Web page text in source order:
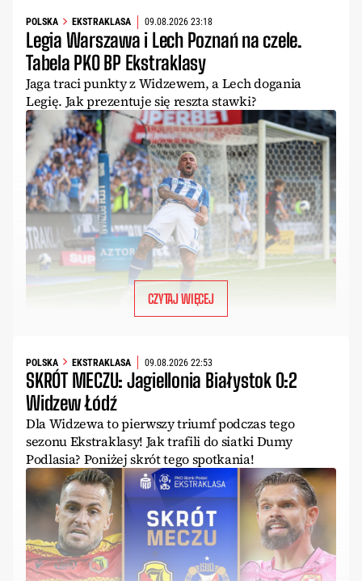
POLSKA EKSTRAKLASA 09.08.2026 23:18
Legia Warszawa i Lech Poznań na czele.
Tabela PKO BP Ekstraklasy
Jaga traci punkty z Widzewem, a Lech dogania
Legię. Jak prezentuje się reszta stawki?
CZYTAJ WIĘCEJ
POLSKA EKSTRAKLASA 09.08.2026 22:53
SKRÓT MECZU: Jagiellonia Białystok 0:2
Widzew Łódź
Dla Widzewa to pierwszy triumf podczas tego
sezonu Ekstraklasy! Jak trafili do siatki Dumy
Podlasia? Poniżej skrót tego spotkania!